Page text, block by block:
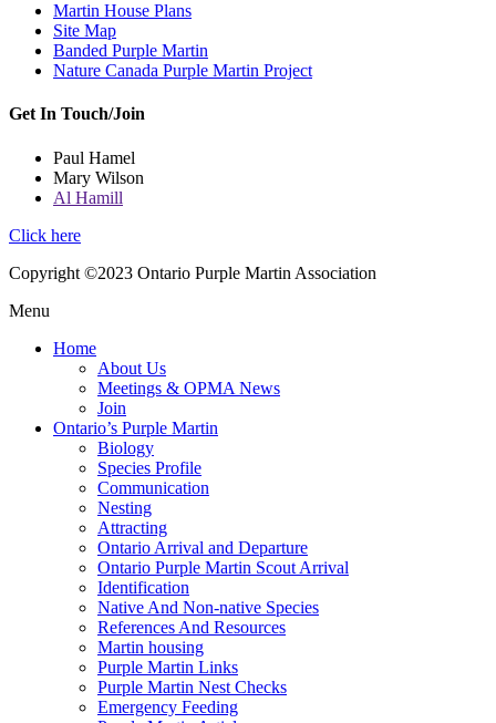
Martin House Plans
Site Map
Banded Purple Martin
Nature Canada Purple Martin Project
Get In Touch/Join
Paul Hamel
Mary Wilson
Al Hamill
Click here
Copyright ©2023 Ontario Purple Martin Association
Menu
Home
About Us
Meetings & OPMA News
Join
Ontario’s Purple Martin
Biology
Species Profile
Communication
Nesting
Attracting
Ontario Arrival and Departure
Ontario Purple Martin Scout Arrival
Identification
Native And Non-native Species
References And Resources
Martin housing
Purple Martin Links
Purple Martin Nest Checks
Emergency Feeding